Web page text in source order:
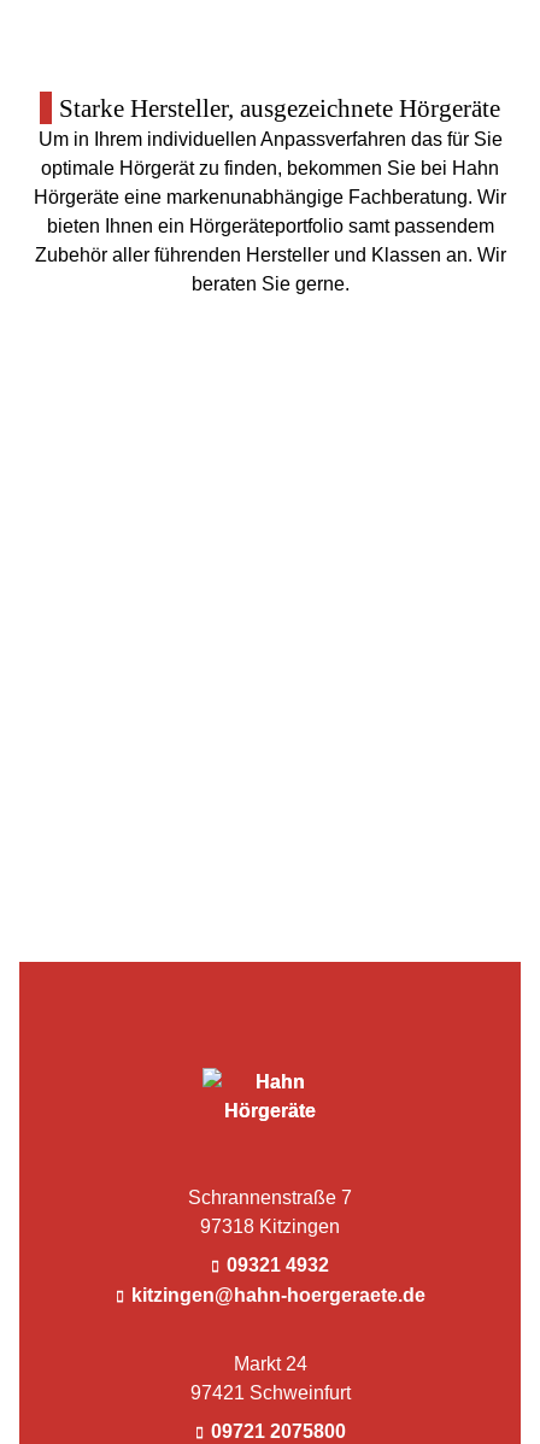
Starke Hersteller, ausgezeichnete Hörgeräte
Um in Ihrem individuellen Anpassverfahren das für Sie
optimale Hörgerät zu finden, bekommen Sie bei Hahn
Hörgeräte eine markenunabhängige Fachberatung. Wir
bieten Ihnen ein Hörgeräteportfolio samt passendem
Zubehör aller führenden Hersteller und Klassen an. Wir
beraten Sie gerne.
Schrannenstraße 7
97318 Kitzingen
09321 4932
kitzingen@hahn-hoergeraete.de
Markt 24
97421 Schweinfurt
09721 2075800